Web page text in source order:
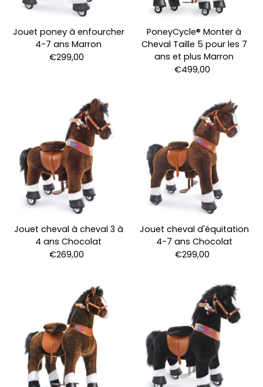
Jouet poney à enfourcher
4-7 ans Marron
€299,00
PoneyCycle® Monter à
Cheval Taille 5 pour les 7
ans et plus Marron
€499,00
Jouet cheval à cheval 3 à
4 ans Chocolat
€269,00
Jouet cheval d'équitation
4-7 ans Chocolat
€299,00